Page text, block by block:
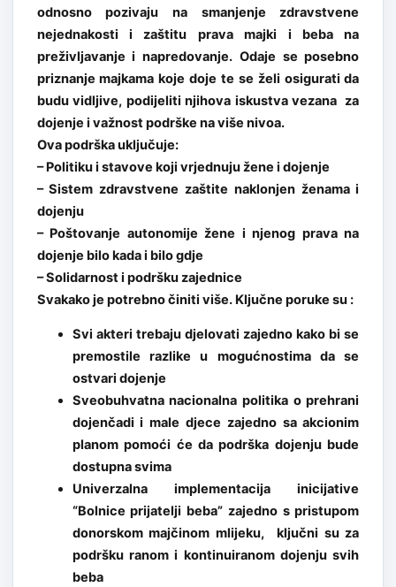
odnosno pozivaju na smanjenje zdravstvene
nejednakosti i zaštitu prava majki i beba na
preživljavanje i napredovanje. Odaje se posebno
priznanje majkama koje doje te se želi osigurati da
budu vidljive, podijeliti njihova iskustva vezana za
dojenje i važnost podrške na više nivoa.
Ova podrška uključuje:
– Politiku i stavove koji vrjednuju žene i dojenje
– Sistem zdravstvene zaštite naklonjen ženama i
dojenju
– Poštovanje autonomije žene i njenog prava na
dojenje bilo kada i bilo gdje
– Solidarnost i podršku zajednice
Svakako je potrebno činiti više. Ključne poruke su :
Svi akteri trebaju djelovati zajedno kako bi se
premostile razlike u mogućnostima da se
ostvari dojenje
Sveobuhvatna nacionalna politika o prehrani
dojenčadi i male djece zajedno sa akcionim
planom pomoći će da podrška dojenju bude
dostupna svima
Univerzalna implementacija inicijative
“Bolnice prijatelji beba” zajedno s pristupom
donorskom majčinom mlijeku, ključni su za
podršku ranom i kontinuiranom dojenju svih
beba